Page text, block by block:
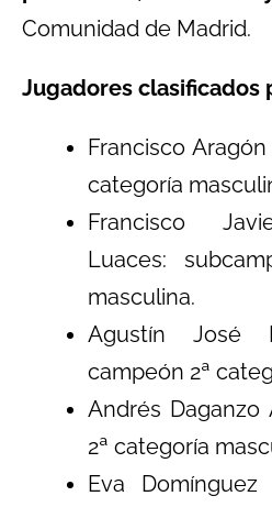
Comunidad de Madrid.
Jugadores clasificados
Francisco
categoría
Francisco
Luaces:
masculina.
Agustín José
campeón 2ª
Andrés Daganzo
2ª categoría
Eva Domínguez